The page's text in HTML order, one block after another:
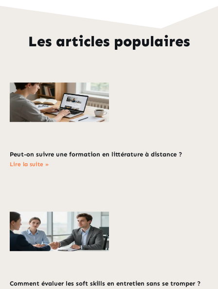
Les articles populaires
Peut-on suivre une formation en littérature à distance ?
Lire la suite »
Comment évaluer les soft skills en entretien sans se tromper ?